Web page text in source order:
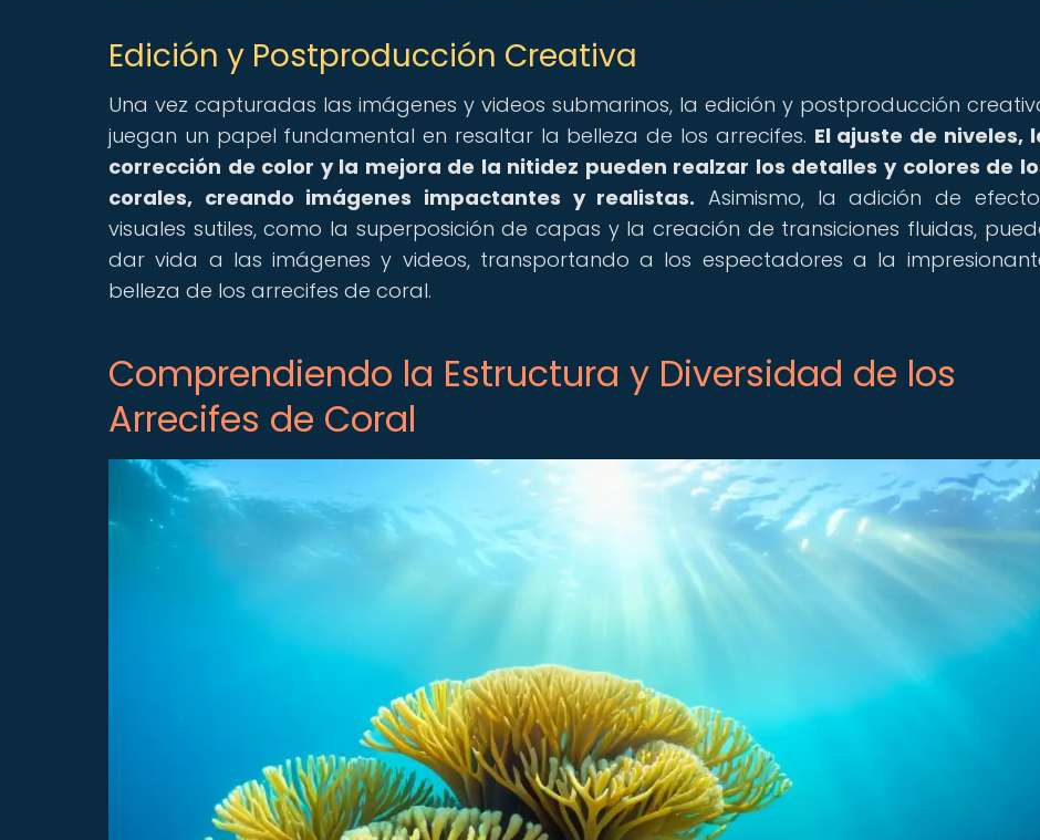
Edición y Postproducción Creativa
Una vez capturadas las imágenes y videos submarinos, la edición y postproducción
juegan un papel fundamental en resaltar la belleza de los arrecifes. El ajuste de niveles,
corrección de color y la mejora de la nitidez pueden realzar los detalles y colores de
corales, creando imágenes impactantes y realistas. Asimismo, la adición de
visuales sutiles, como la superposición de capas y la creación de transiciones fluidas,
dar vida a las imágenes y videos, transportando a los espectadores a la
belleza de los arrecifes de coral.
Comprendiendo la Estructura y Diversidad de los
Arrecifes de Coral